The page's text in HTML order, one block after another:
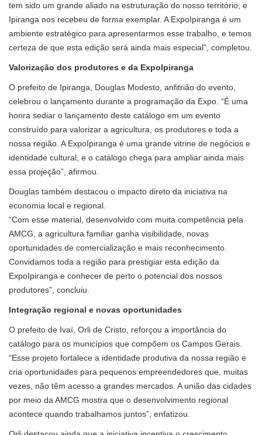
tem sido um grande aliado na estruturação do nosso território, e
Ipiranga nos recebeu de forma exemplar. A ExpoIpiranga é um
ambiente estratégico para apresentarmos esse trabalho, e temos
certeza de que esta edição será ainda mais especial”, completou.
Valorização dos produtores e da ExpoIpiranga
O prefeito de Ipiranga, Douglas Modesto, anfitrião do evento,
celebrou o lançamento durante a programação da Expo. “É uma
honra sediar o lançamento deste catálogo em um evento
construído para valorizar a agricultura, os produtores e toda a
nossa região. A ExpoIpiranga é uma grande vitrine de negócios e
identidade cultural, e o catálogo chega para ampliar ainda mais
essa projeção”, afirmou.
Douglas também destacou o impacto direto da iniciativa na
economia local e regional.
“Com esse material, desenvolvido com muita competência pela
AMCG, a agricultura familiar ganha visibilidade, novas
oportunidades de comercialização e mais reconhecimento.
Convidamos toda a região para prestigiar esta edição da
ExpoIpiranga e conhecer de perto o potencial dos nossos
produtores”, concluiu.
Integração regional e novas oportunidades
O prefeito de Ivaí, Orli de Cristo, reforçou a importância do
catálogo para os municípios que compõem os Campos Gerais.
“Esse projeto fortalece a identidade produtiva da nossa região e
cria oportunidades para pequenos empreendedores que, muitas
vezes, não têm acesso a grandes mercados. A união das cidades
por meio da AMCG mostra que o desenvolvimento regional
acontece quando trabalhamos juntos”, enfatizou.